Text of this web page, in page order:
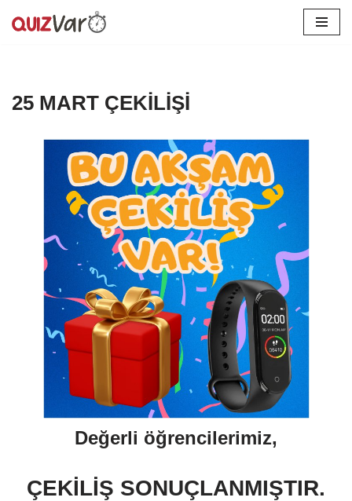
25 MART ÇEKİLİŞİ
Değerli öğrencilerimiz,
ÇEKİLİŞ SONUÇLANMIŞTIR.